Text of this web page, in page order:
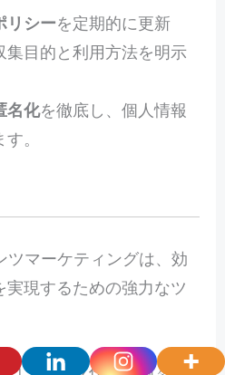
リシーを定期的に更新
集目的と利用方法を明示
名化を徹底し、個人情報
。
マーケティングは、効
現するための強力なツ